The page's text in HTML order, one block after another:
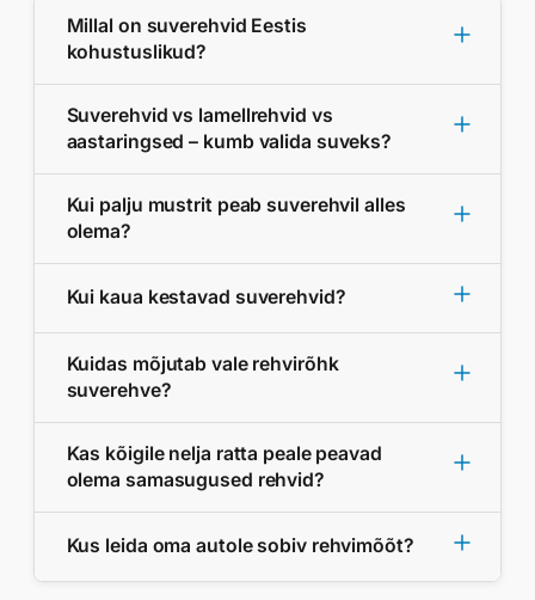
Millal on suverehvid Eestis
kohustuslikud?
Suverehvid vs lamellrehvid vs
aastaringsed – kumb valida suveks?
Kui palju mustrit peab suverehvil alles
olema?
Kui kaua kestavad suverehvid?
Kuidas mõjutab vale rehvirõhk
suverehve?
Kas kõigile nelja ratta peale peavad
olema samasugused rehvid?
Kus leida oma autole sobiv rehvimõõt?